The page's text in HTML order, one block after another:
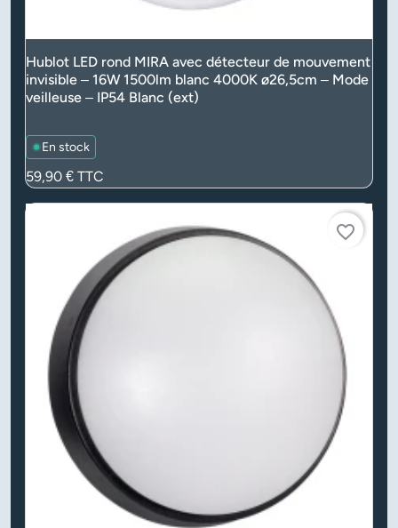
Hublot LED rond MIRA avec détecteur de mouvement
invisible – 16W 1500lm blanc 4000K ø26,5cm – Mode
veilleuse – IP54 Blanc (ext)
En stock
Prix
59,90 € TTC
favorite_border